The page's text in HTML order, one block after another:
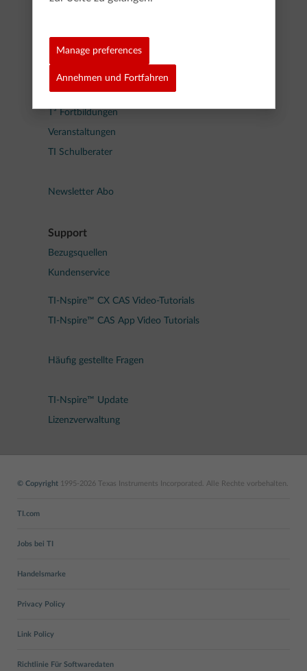
Materialdatenbank
Programmieren mit TI-Nspire™ CX Technologie
T³ Fortbildungen
Veranstaltungen
TI Schulberater
Newsletter Abo
Support
Bezugsquellen
Kundenservice
TI-Nspire™ CX CAS Video-Tutorials
TI-Nspire™ CAS App Video Tutorials
Häufig gestellte Fragen
TI-Nspire™ Update
Lizenzverwaltung
Manage preferences
Annehmen und Fortfahren
© Copyright 1995-2026 Texas Instruments Incorporated. Alle Rechte vorbehalten.
TI.com
Jobs bei TI
Handelsmarke
Privacy Policy
Link Policy
Richtlinie Für Softwaredaten